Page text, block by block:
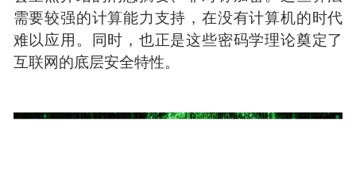
从设备可以看出，这个阶段，密码学已经进入机
械化阶段。